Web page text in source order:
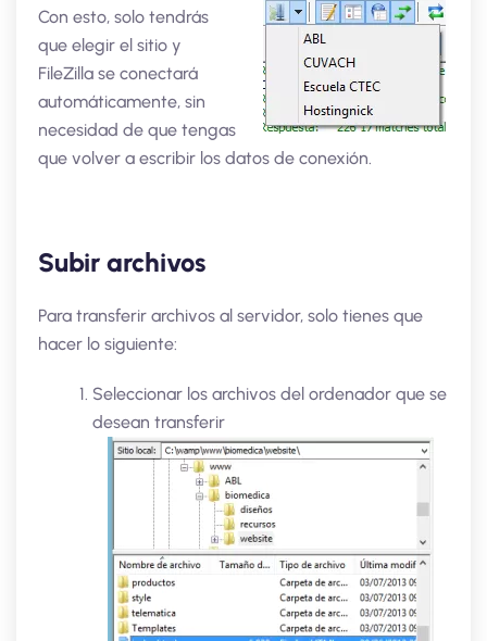
Con esto, solo tendrás
que elegir el sitio y
FileZilla se conectará
automáticamente, sin
necesidad de que tengas
que volver a escribir los datos de conexión.
Subir archivos
Para transferir archivos al servidor, solo tienes que
hacer lo siguiente:
Seleccionar los archivos del ordenador que se
desean transferir